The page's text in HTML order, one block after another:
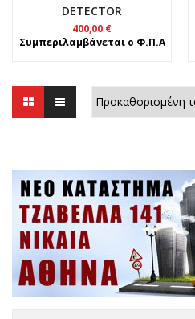
DETECTOR
400,00 €
Συμπεριλαμβάνεται ο Φ.Π.Α